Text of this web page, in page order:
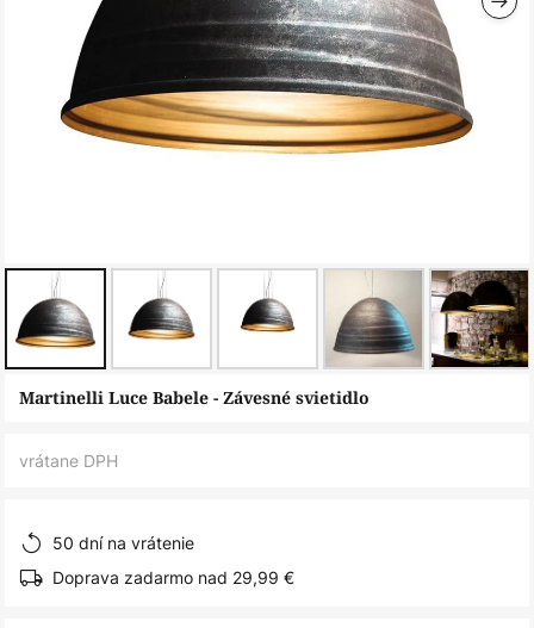
Preskočiť
Martinelli Luce Babele - Závesné svietidlo
vrátane DPH
50 dní na vrátenie
Doprava zadarmo nad 29,99 €